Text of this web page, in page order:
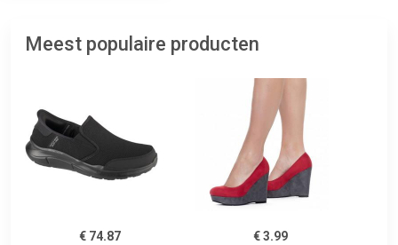
Meest populaire producten
€ 74.87
€ 3.99